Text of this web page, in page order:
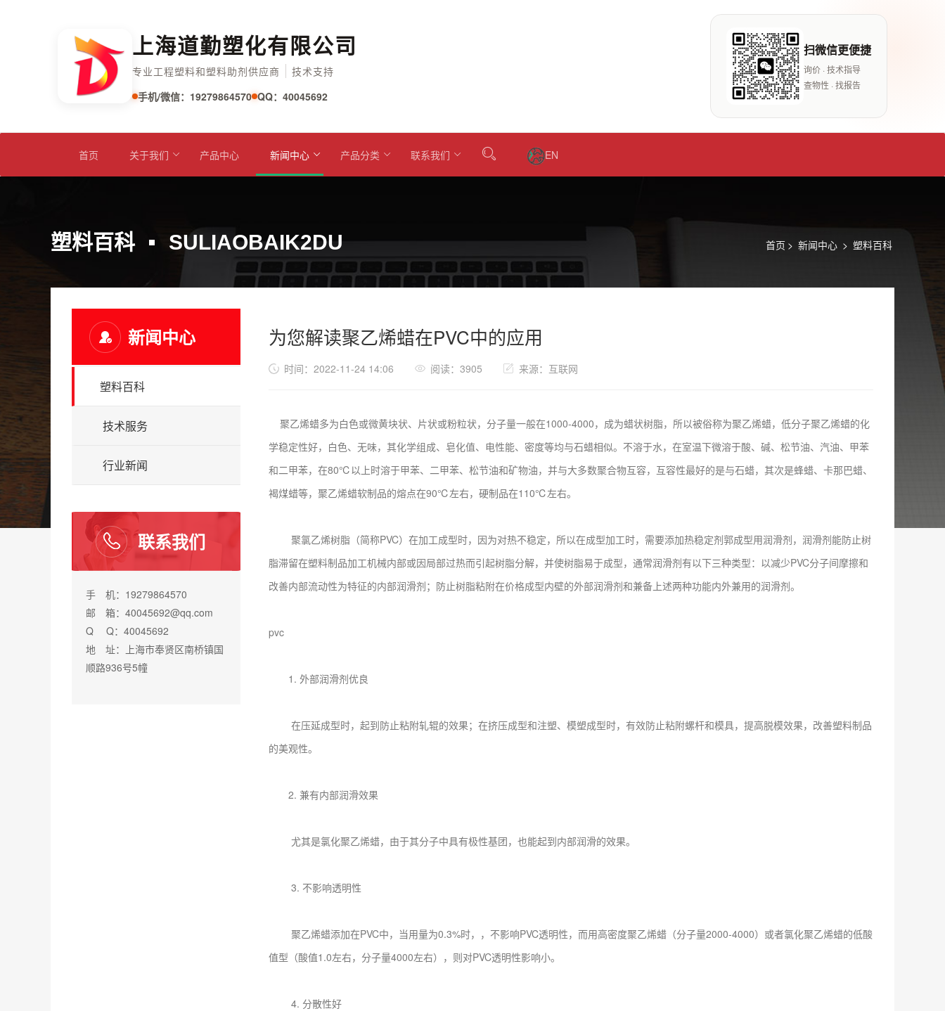
上海道勤塑化有限公司
专业工程塑料和塑料助剂供应商
技术支持
手机/微信：19279864570 QQ：40045692
扫微信更便捷
询价 · 技术指导
查物性 · 找报告
首页 关于我们 产品中心 新闻中心 产品分类 联系我们 EN
塑料百科 SULIAOBAIK2DU 首页 > 新闻中心 > 塑料百科
新闻中心
塑料百科
技术服务
行业新闻
联系我们
手 机：19279864570
邮 箱：40045692@qq.com
Q Q：40045692
地 址：上海市奉贤区南桥镇国
顺路936号5幢
为您解读聚乙烯蜡在PVC中的应用
时间：2022-11-24 14:06 阅读：3905 来源：互联网
聚乙烯蜡多为白色或微黄块状、片状或粉粒状，分子量一般在1000-4000，成为蜡状树脂，所以被俗称为聚乙烯蜡，低分子聚乙烯蜡的化
学稳定性好，白色、无味，其化学组成、皂化值、电性能、密度等均与石蜡相似。不溶于水，在室温下微溶于酸、碱、松节油、汽油、甲苯
和二甲苯，在80℃以上时溶于甲苯、二甲苯、松节油和矿物油，并与大多数聚合物互容，互容性最好的是与石蜡，其次是蜂蜡、卡那巴蜡、
褐煤蜡等，聚乙烯蜡软制品的熔点在90℃左右，硬制品在110℃左右。
聚氯乙烯树脂（简称PVC）在加工成型时，因为对热不稳定，所以在成型加工时，需要添加热稳定剂郭成型用润滑剂，润滑剂能防止树
脂滞留在塑料制品加工机械内部或因局部过热而引起树脂分解，并使树脂易于成型，通常润滑剂有以下三种类型：以减少PVC分子间摩擦和
改善内部流动性为特征的内部润滑剂；防止树脂粘附在价格成型内壁的外部润滑剂和兼备上述两种功能内外兼用的润滑剂。
pvc
1. 外部润滑剂优良
在压延成型时，起到防止粘附轧辊的效果；在挤压成型和注塑、模塑成型时，有效防止粘附螺杆和模具，提高脱模效果，改善塑料制品
的美观性。
2. 兼有内部润滑效果
尤其是氯化聚乙烯蜡，由于其分子中具有极性基团，也能起到内部润滑的效果。
3. 不影响透明性
聚乙烯蜡添加在PVC中，当用量为0.3%时，，不影响PVC透明性，而用高密度聚乙烯蜡（分子量2000-4000）或者氯化聚乙烯蜡的低酸
值型（酸值1.0左右，分子量4000左右），则对PVC透明性影响小。
4. 分散性好